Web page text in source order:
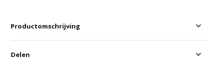
Productomschrijving
Delen